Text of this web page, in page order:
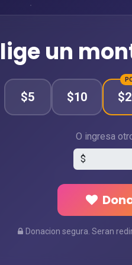
un
$5 $10
O ingresa
$
Donacion segura. Seran